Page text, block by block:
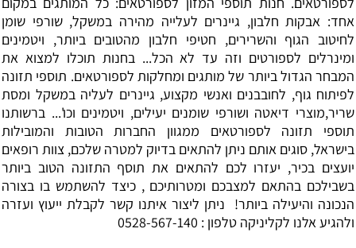
אחד: אבקות חלבון, גיינרים לעלייה מהירה במשקל, שורפי שומן
לחיטוב הגוף והשרירים, חטיפי חלבון מהטובים ביותר, ויטמינים
ומינרלים לספורטים וזה עד לא הכל... בחנות תוכלו למצוא את
המבחר הגדול ביותר של מותגים ומחלקות לספורטאים. תוספי תזונה
לפיתוח גוף, לחובבנים ואנשי מקצוע, גיינרים לעליה במשקל ומסת
שריר,מוצרי דיאטה ושורפי שומנים יעילים, ויטמינים וכו'... ברשותנו
תוספי תזונה לספורטאים ממגוון החברות הטובות והמובילות
בישראל, סוגים אותם ניתן להתאים בדיוק למטרה שלכם, צוות רופאים
יועצים בכיר, יעזרו לכם להתאים את תוסף התזונה הטוב ביותר
בשבילכם בהתאם למצבכם ומטרותיכם , כיצד להשתמש בו בצורה
הנכונה והיעילה ביותר! ניתן ליצור איתנו קשר לקבלת ייעוץ ועזרה
ולהגיע אלנו לקליניקה טלפון : 0528-567-140